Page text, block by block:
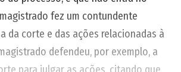
fez um contundente
da corte e das ações relacionadas à
defendeu, por exemplo, a